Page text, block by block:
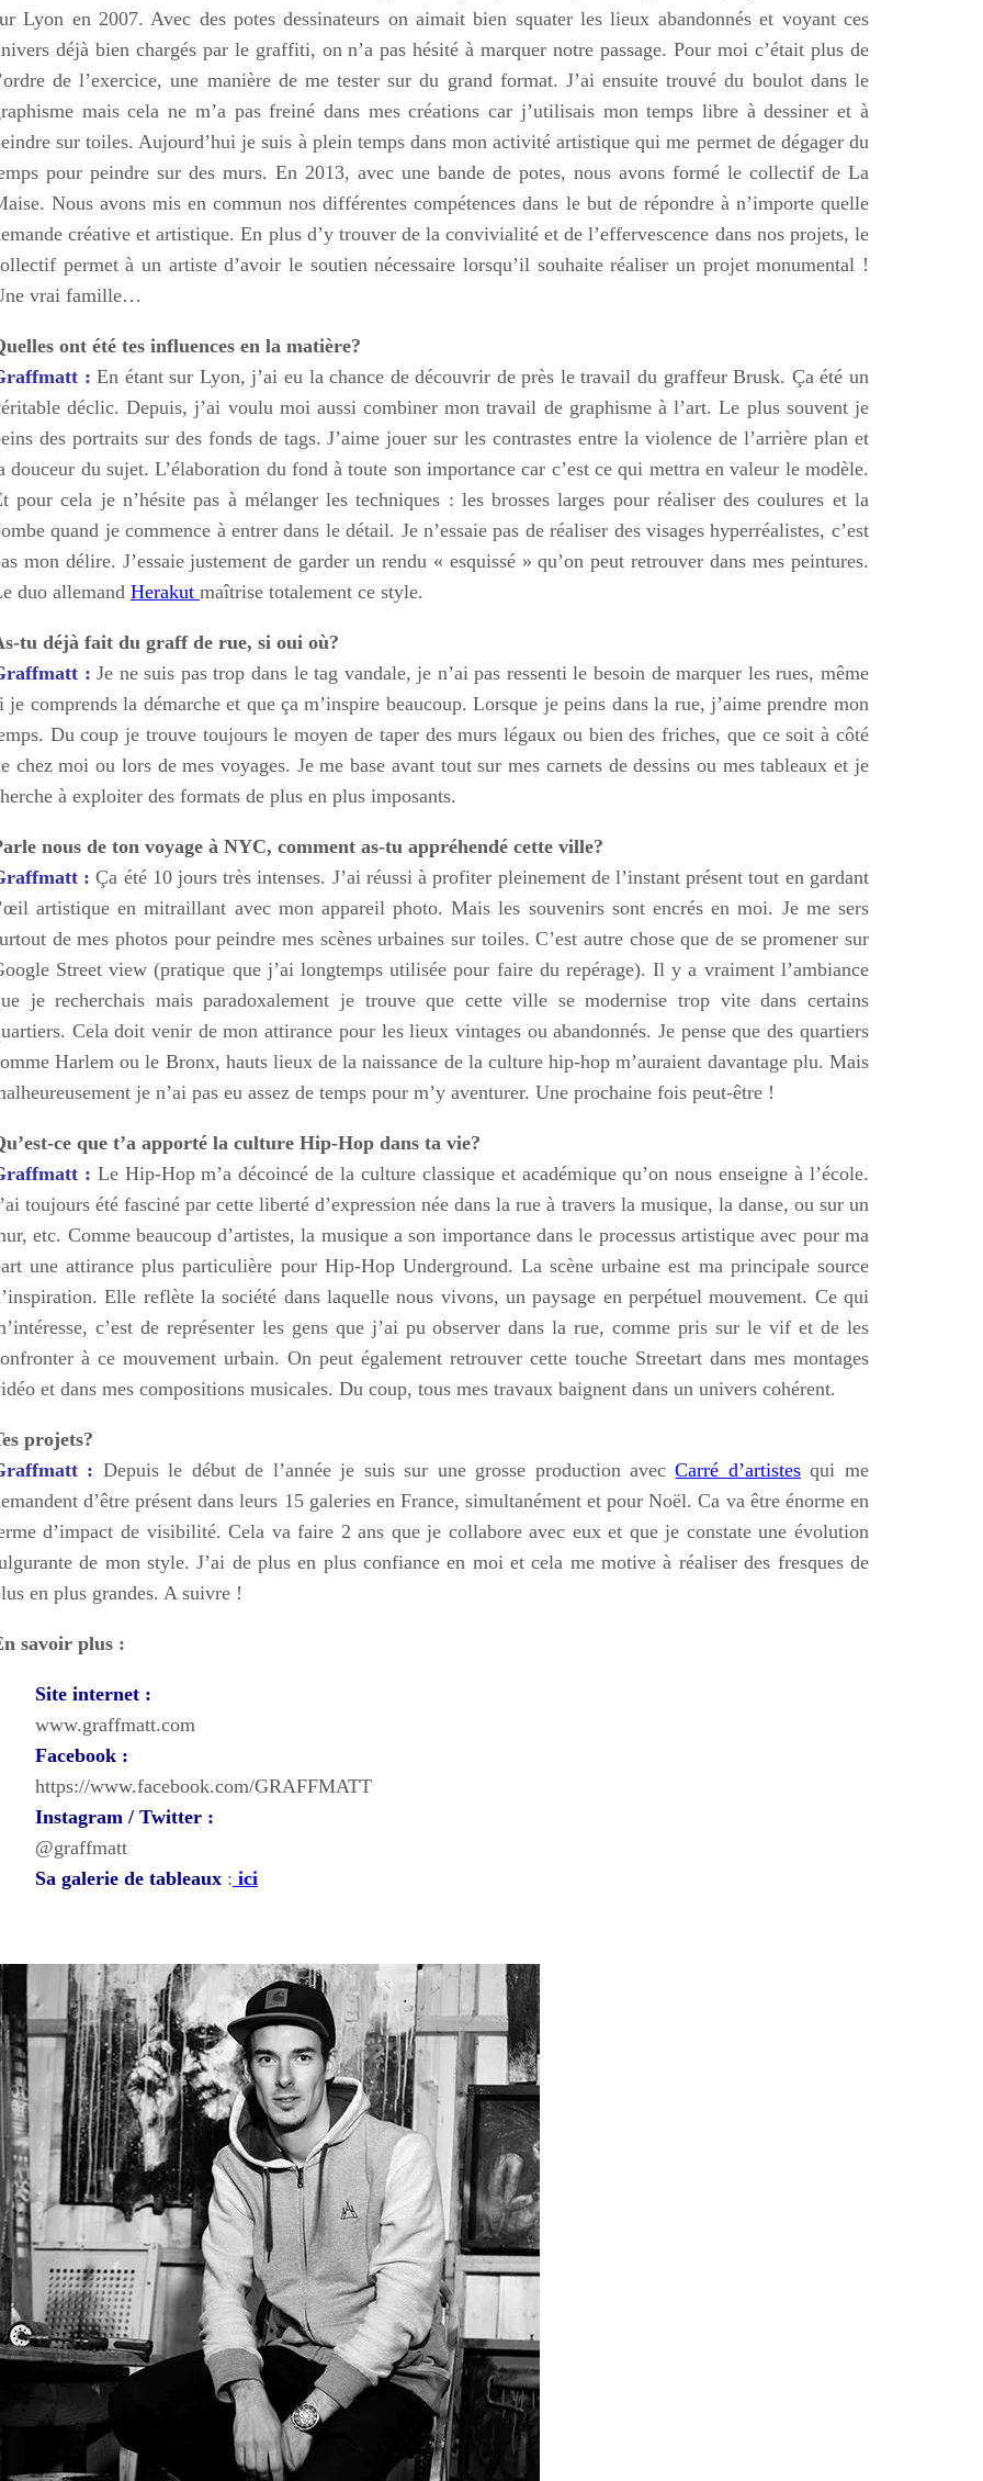
Lyon en 2007. Avec des potes dessinateurs on aimait bien squater les lieux abandonnés et voyant ces
déjà bien chargés par le graffiti, on n’a pas hésité à marquer notre passage. Pour moi c’était plus de
de l’exercice, une manière de me tester sur du grand format. J’ai ensuite trouvé du boulot dans le
mais cela ne m’a pas freiné dans mes créations car j’utilisais mon temps libre à dessiner et à
sur toiles. Aujourd’hui je suis à plein temps dans mon activité artistique qui me permet de dégager du
pour peindre sur des murs. En 2013, avec une bande de potes, nous avons formé le collectif de La
Nous avons mis en commun nos différentes compétences dans le but de répondre à n’importe quelle
créative et artistique. En plus d’y trouver de la convivialité et de l’effervescence dans nos projets, le
permet à un artiste d’avoir le soutien nécessaire lorsqu’il souhaite réaliser un projet monumental !
vrai famille…
ont été tes influences en la matière?
: En étant sur Lyon, j’ai eu la chance de découvrir de près le travail du graffeur Brusk. Ça été un
déclic. Depuis, j’ai voulu moi aussi combiner mon travail de graphisme à l’art. Le plus souvent je
des portraits sur des fonds de tags. J’aime jouer sur les contrastes entre la violence de l’arrière plan et
douceur du sujet. L’élaboration du fond à toute son importance car c’est ce qui mettra en valeur le modèle.
pour cela je n’hésite pas à mélanger les techniques : les brosses larges pour réaliser des coulures et la
quand je commence à entrer dans le détail. Je n’essaie pas de réaliser des visages hyperréalistes, c’est
mon délire. J’essaie justement de garder un rendu « esquissé » qu’on peut retrouver dans mes peintures.
duo allemand Herakut maîtrise totalement ce style.
tu déjà fait du graff de rue, si oui où?
: Je ne suis pas trop dans le tag vandale, je n’ai pas ressenti le besoin de marquer les rues, même
je comprends la démarche et que ça m’inspire beaucoup. Lorsque je peins dans la rue, j’aime prendre mon
Du coup je trouve toujours le moyen de taper des murs légaux ou bien des friches, que ce soit à côté
chez moi ou lors de mes voyages. Je me base avant tout sur mes carnets de dessins ou mes tableaux et je
à exploiter des formats de plus en plus imposants.
nous de ton voyage à NYC, comment as-tu appréhendé cette ville?
: Ça été 10 jours très intenses. J’ai réussi à profiter pleinement de l’instant présent tout en gardant
artistique en mitraillant avec mon appareil photo. Mais les souvenirs sont encrés en moi. Je me sers
de mes photos pour peindre mes scènes urbaines sur toiles. C’est autre chose que de se promener sur
Street view (pratique que j’ai longtemps utilisée pour faire du repérage). Il y a vraiment l’ambiance
je recherchais mais paradoxalement je trouve que cette ville se modernise trop vite dans certains
Cela doit venir de mon attirance pour les lieux vintages ou abandonnés. Je pense que des quartiers
Harlem ou le Bronx, hauts lieux de la naissance de la culture hip-hop m’auraient davantage plu. Mais
je n’ai pas eu assez de temps pour m’y aventurer. Une prochaine fois peut-être !
ce que t’a apporté la culture Hip-Hop dans ta vie?
: Le Hip-Hop m’a décoincé de la culture classique et académique qu’on nous enseigne à l’école.
toujours été fasciné par cette liberté d’expression née dans la rue à travers la musique, la danse, ou sur un
etc. Comme beaucoup d’artistes, la musique a son importance dans le processus artistique avec pour ma
une attirance plus particulière pour Hip-Hop Underground. La scène urbaine est ma principale source
Elle reflète la société dans laquelle nous vivons, un paysage en perpétuel mouvement. Ce qui
c’est de représenter les gens que j’ai pu observer dans la rue, comme pris sur le vif et de les
à ce mouvement urbain. On peut également retrouver cette touche Streetart dans mes montages
et dans mes compositions musicales. Du coup, tous mes travaux baignent dans un univers cohérent.
projets?
: Depuis le début de l’année je suis sur une grosse production avecCarré d’artistesqui me
d’être présent dans leurs 15 galeries en France, simultanément et pour Noël. Ca va être énorme en
d’impact de visibilité. Cela va faire 2 ans que je collabore avec eux et que je constate une évolution
de mon style. J’ai de plus en plus confiance en moi et cela me motive à réaliser des fresques de
en plus grandes. A suivre !
savoir plus :
Site internet :
www.graffmatt.com
Facebook :
https://www.facebook.com/GRAFFMATT
Instagram / Twitter :
@graffmatt
Sa galerie de tableaux: ici